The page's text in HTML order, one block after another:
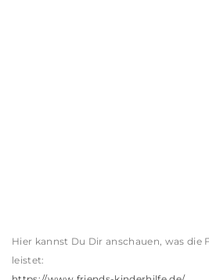
Hier kannst Du Dir anschauen, was die
leistet: